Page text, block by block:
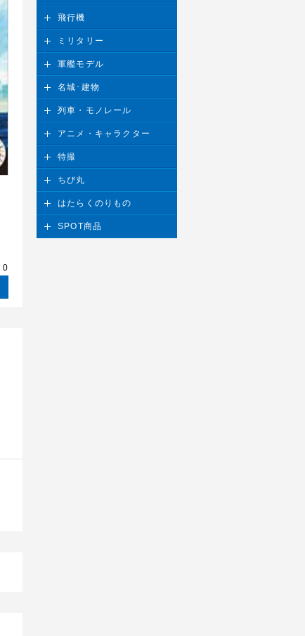
飛行機
ミリタリー
軍艦モデル
名城･建物
列車・モノレール
アニメ・キャラクター
特撮
ちび丸
はたらくのりもの
SPOT商品